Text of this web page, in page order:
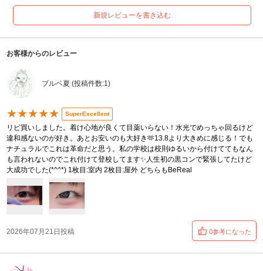
新規レビューを書き込む
お客様からのレビュー
ブルベ夏 (投稿件数:1)
★★★★★ SuperExcellent
リピ買いしました。着け心地が良くて目薬いらない！水光でめっちゃ回るけど
違和感ないのが好き。あとお安いのも大好き🫶13.8より大きめに感じる！でも
ナチュラルでこれは革命だと思う。私の学校は校則ゆるいから付けててもなん
も言われないのでこれ付けて登校してます✨️人生初の黒コンで緊張してたけど
大成功でした(*^^*) 1枚目:室内 2枚目:屋外 どちらもBeReal
2026年07月21日投稿 0参考になった